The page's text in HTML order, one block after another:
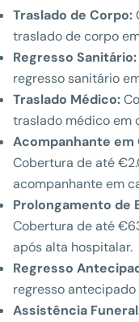
Traslado de Corpo:
traslado de corpo
Regresso Sanitário:
regresso sanitário
Traslado Médico:
traslado médico em
Acompanhante em
Cobertura de até
acompanhante em
Prolongamento de
Cobertura de até
após alta hospitalar.
Regresso
regresso
Assistência